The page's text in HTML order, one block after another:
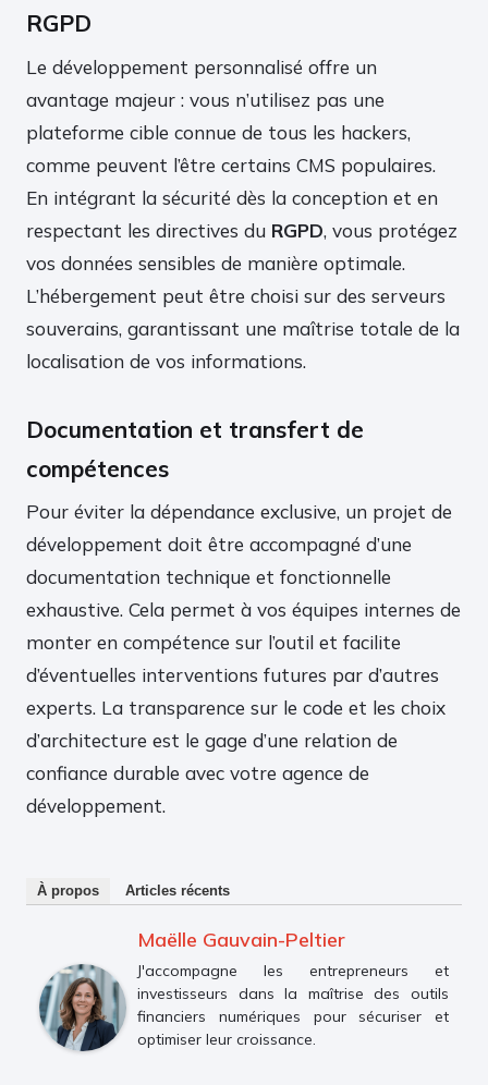
RGPD
Le développement personnalisé offre un
avantage majeur : vous n’utilisez pas une
plateforme cible connue de tous les hackers,
comme peuvent l’être certains CMS populaires.
En intégrant la sécurité dès la conception et en
respectant les directives du RGPD, vous protégez
vos données sensibles de manière optimale.
L’hébergement peut être choisi sur des serveurs
souverains, garantissant une maîtrise totale de la
localisation de vos informations.
Documentation et transfert de
compétences
Pour éviter la dépendance exclusive, un projet de
développement doit être accompagné d’une
documentation technique et fonctionnelle
exhaustive. Cela permet à vos équipes internes de
monter en compétence sur l’outil et facilite
d’éventuelles interventions futures par d’autres
experts. La transparence sur le code et les choix
d’architecture est le gage d’une relation de
confiance durable avec votre agence de
développement.
À propos Articles récents
Maëlle Gauvain-Peltier
J'accompagne les entrepreneurs et
investisseurs dans la maîtrise des outils
financiers numériques pour sécuriser et
optimiser leur croissance.